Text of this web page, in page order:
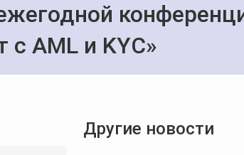
AML и KYC»
Другие новости